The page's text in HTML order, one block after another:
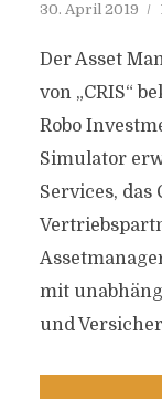
30. April 2019
Der Asset
von „CRIS“
Robo
Simulator
Services,
mit
und